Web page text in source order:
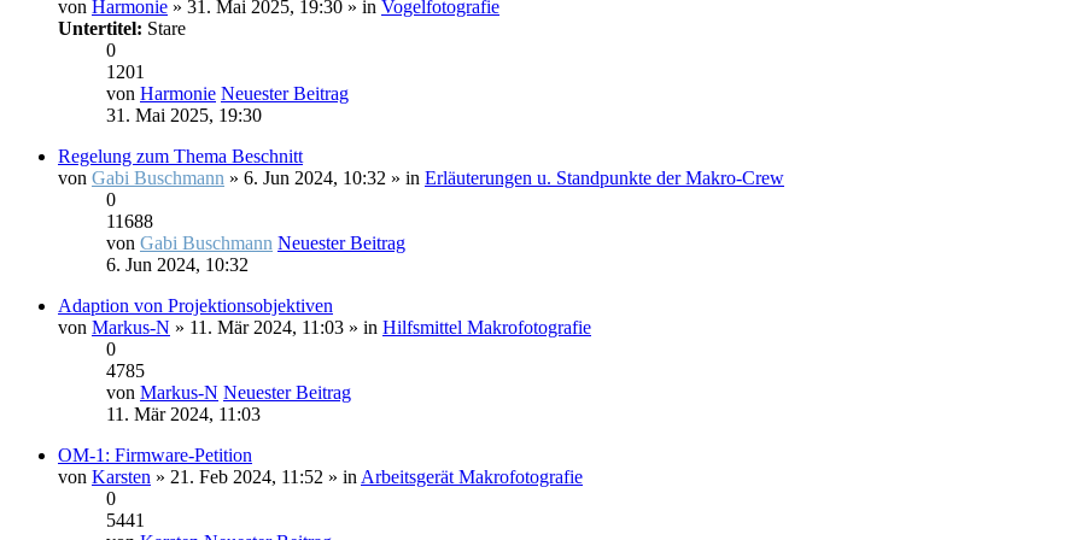
von Harmonie » 31. Mai 2025, 19:30 » in Vogelfotografie
Untertitel: Stare
0
1201
von Harmonie Neuester Beitrag
31. Mai 2025, 19:30
Regelung zum Thema Beschnitt
von Gabi Buschmann » 6. Jun 2024, 10:32 » in Erläuterungen u. Standpunkte der Makro-Crew
0
11688
von Gabi Buschmann Neuester Beitrag
6. Jun 2024, 10:32
Adaption von Projektionsobjektiven
von Markus-N » 11. Mär 2024, 11:03 » in Hilfsmittel Makrofotografie
0
4785
von Markus-N Neuester Beitrag
11. Mär 2024, 11:03
OM-1: Firmware-Petition
von Karsten » 21. Feb 2024, 11:52 » in Arbeitsgerät Makrofotografie
0
5441